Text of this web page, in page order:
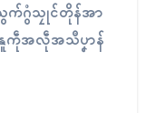
က်ဂွံသၠုၚ်တိုန်အာ
ကဵုအလဵုအသဳပၞာန်